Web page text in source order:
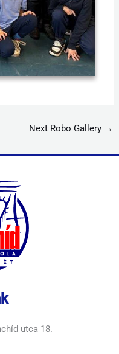
Next Robo Gallery →
utca 18.